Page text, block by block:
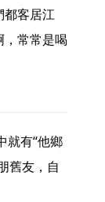
都客居江
常常是喝
舊友，自